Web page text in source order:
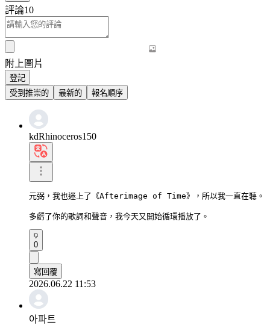
評論10
附上圖片
登記
受到推崇的
最新的 報名順序
kdRhinoceros150
元弼，我也迷上了《Afterimage of Time》，所以我一直在聽。
多虧了你的歌詞和聲音，我今天又開始循環播放了。
0
寫回覆
2026.06.22 11:53
아파트